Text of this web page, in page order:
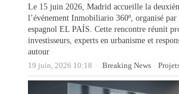
Le 15 juin 2026, Madrid accueille la
l’événement Inmobiliario 360º, organisé
espagnol EL PAÍS. Cette rencontre réunit
investisseurs, experts en urbanisme et
autour
19 juin, 2026 10:18 Breaking News ·